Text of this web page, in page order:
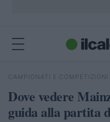
Cerca
CAMPIONATI E COMPETIZIONI
Dove vedere
guida alla partita